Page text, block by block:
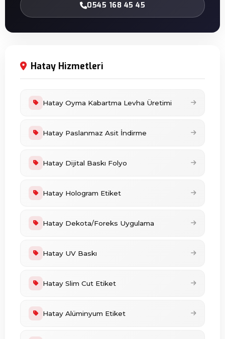
0545 168 45 45
Hatay Hizmetleri
Hatay Oyma Kabartma Levha Üretimi
Hatay Paslanmaz Asit İndirme
Hatay Dijital Baskı Folyo
Hatay Hologram Etiket
Hatay Dekota/Foreks Uygulama
Hatay UV Baskı
Hatay Slim Cut Etiket
Hatay Alüminyum Etiket